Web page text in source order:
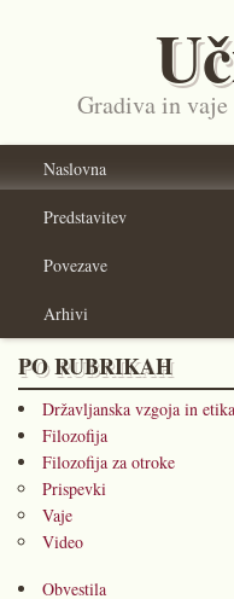
Gradiva in
Naslovna
Predstavitev
Povezave
Arhivi
PO RUBRIKAH
Državljanska vzgoja in etika
Filozofija
Filozofija za otroke
Prispevki
Vaje
Video
Obvestila